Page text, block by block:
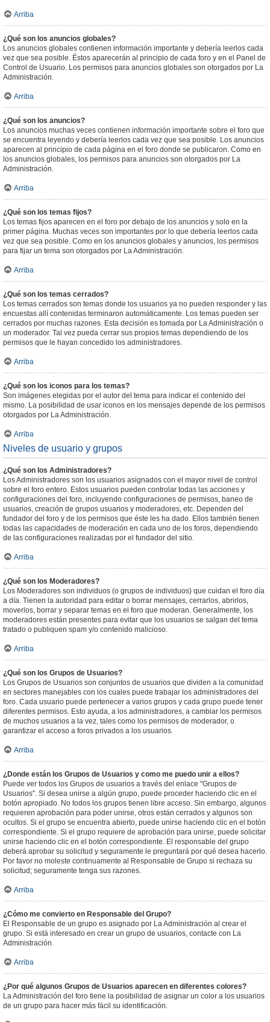
Arriba
¿Qué son los anuncios globales?
Los anuncios globales contienen información importante y debería leerlos cada
vez que sea posible. Éstos aparecerán al principio de cada foro y en el Panel de
Control de Usuario. Los permisos para anuncios globales son otorgados por La
Administración.
Arriba
¿Qué son los anuncios?
Los anuncios muchas veces contienen información importante sobre el foro que
se encuentra leyendo y debería leerlos cada vez que sea posible. Los anuncios
aparecen al principio de cada página en el foro donde se publicaron. Como en
los anuncios globales, los permisos para anuncios son otorgados por La
Administración.
Arriba
¿Qué son los temas fijos?
Los temas fijos aparecen en el foro por debajo de los anuncios y solo en la
primer página. Muchas veces son importantes por lo que debería leerlos cada
vez que sea posible. Como en los anuncios globales y anuncios, los permisos
para fijar un tema son otorgados por La Administración.
Arriba
¿Qué son los temas cerrados?
Los temas cerrados son temas donde los usuarios ya no pueden responder y las
encuestas allí contenidas terminaron automáticamente. Los temas pueden ser
cerrados por muchas razones. Esta decisión es tomada por La Administración o
un moderador. Tal vez pueda cerrar sus propios temas dependiendo de los
permisos que le hayan concedido los administradores.
Arriba
¿Qué son los iconos para los temas?
Son imágenes elegidas por el autor del tema para indicar el contenido del
mismo. La posibilidad de usar iconos en los mensajes depende de los permisos
otorgados por La Administración.
Arriba
Niveles de usuario y grupos
¿Qué son los Administradores?
Los Administradores son los usuarios asignados con el mayor nivel de control
sobre el foro entero. Estos usuarios pueden controlar todas las acciones y
configuraciones del foro, incluyendo configuraciones de permisos, baneo de
usuarios, creación de grupos usuarios y moderadores, etc. Dependen del
fundador del foro y de los permisos que éste les ha dado. Ellos también tienen
todas las capacidades de moderación en cada uno de los foros, dependiendo
de las configuraciones realizadas por el fundador del sitio.
Arriba
¿Qué son los Moderadores?
Los Moderadores son individuos (o grupos de individuos) que cuidan el foro día
a día. Tienen la autoridad para editar o borrar mensajes, cerrarlos, abrirlos,
moverlos, borrar y separar temas en el foro que moderan. Generalmente, los
moderadores están presentes para evitar que los usuarios se salgan del tema
tratado o publiquen spam y/o contenido malicioso.
Arriba
¿Qué son los Grupos de Usuarios?
Los Grupos de Usuarios son conjuntos de usuarios que dividen a la comunidad
en sectores manejables con los cuales puede trabajar los administradores del
foro. Cada usuario puede pertenecer a varios grupos y cada grupo puede tener
diferentes permisos. Esto ayuda, a los administradores, a cambiar los permisos
de muchos usuarios a la vez, tales como los permisos de moderador, o
garantizar el acceso a foros privados a los usuarios.
Arriba
¿Donde están los Grupos de Usuarios y como me puedo unir a ellos?
Puede ver todos los Grupos de usuarios a través del enlace "Grupos de
Usuarios". Si desea unirse a algún grupo, puede proceder haciendo clic en el
botón apropiado. No todos los grupos tienen libre acceso. Sin embargo, algunos
requieren aprobación para poder unirse, otros están cerrados y algunos son
ocultos. Si el grupo se encuentra abierto, puede unirse haciendo clic en el botón
correspondiente. Si el grupo requiere de aprobación para unirse, puede solicitar
unirse haciendo clic en el botón correspondiente. El responsable del grupo
deberá aprobar su solicitud y seguramente le preguntará por qué desea hacerlo.
Por favor no moleste continuamente al Responsable de Grupo si rechaza su
solicitud; seguramente tenga sus razones.
Arriba
¿Cómo me convierto en Responsable del Grupo?
El Responsable de un grupo es asignado por La Administración al crear el
grupo. Si está interesado en crear un grupo de usuarios, contacte con La
Administración.
Arriba
¿Por qué algunos Grupos de Usuarios aparecen en diferentes colores?
La Administración del foro tiene la posibilidad de asignar un color a los usuarios
de un grupo para hacer más fácil su identificación.